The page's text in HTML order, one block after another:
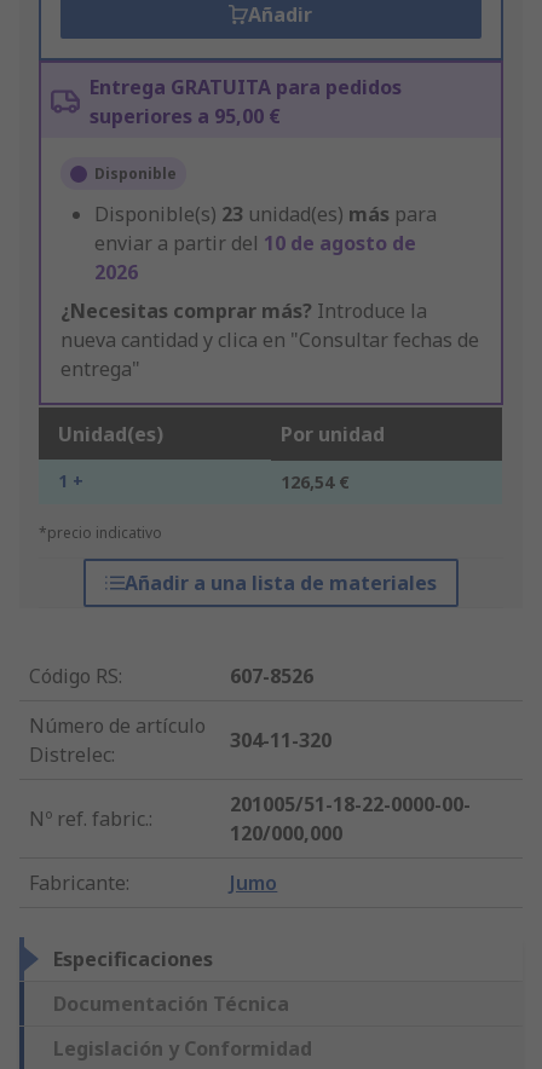
Añadir
Entrega GRATUITA para pedidos
superiores a 95,00 €
Disponible
Disponible(s) 23 unidad(es) más para
enviar a partir del 10 de agosto de
2026
¿Necesitas comprar más? Introduce la
nueva cantidad y clica en "Consultar fechas de
entrega"
Unidad(es) Por unidad
1 + 126,54 €
*precio indicativo
Añadir a una lista de materiales
Código RS:
607-8526
Número de artículo
Distrelec:
304-11-320
Nº ref. fabric.:
201005/51-18-22-0000-00-
120/000,000
Fabricante: Jumo
Especificaciones
Documentación Técnica
Legislación y Conformidad